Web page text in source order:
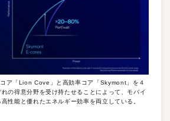
ア「Lion Cove」と高効率コア「Skymont」を４
の得意分野を受け持たせることによって、モバイ
性能と優れたエネルギー効率を両立している。